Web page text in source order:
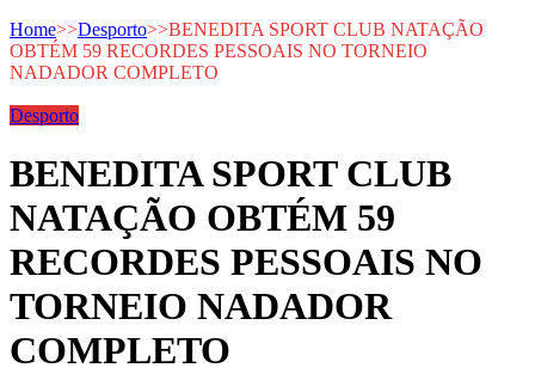
Home>>Desporto>>BENEDITA SPORT CLUB NATAÇÃO
OBTÉM 59 RECORDES PESSOAIS NO TORNEIO
NADADOR COMPLETO
Desporto
BENEDITA SPORT CLUB
NATAÇÃO OBTÉM 59
RECORDES PESSOAIS NO
TORNEIO NADADOR
COMPLETO